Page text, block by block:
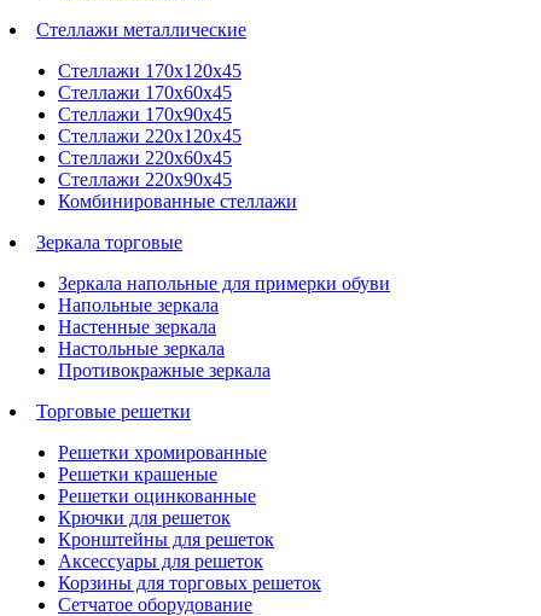
Стеллажи металлические
Стеллажи 170х120х45
Стеллажи 170х60х45
Стеллажи 170х90х45
Стеллажи 220х120х45
Стеллажи 220х60х45
Стеллажи 220х90х45
Комбинированные стеллажи
Зеркала торговые
Зеркала напольные для примерки обуви
Напольные зеркала
Настенные зеркала
Настольные зеркала
Противокражные зеркала
Торговые решетки
Решетки хромированные
Решетки крашеные
Решетки оцинкованные
Крючки для решеток
Кронштейны для решеток
Аксессуары для решеток
Корзины для торговых решеток
Сетчатое оборудование